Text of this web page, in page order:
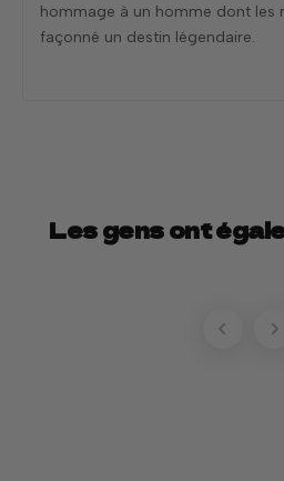
hommage à un homme dont les
façonné un destin légendaire.
Les gens ont